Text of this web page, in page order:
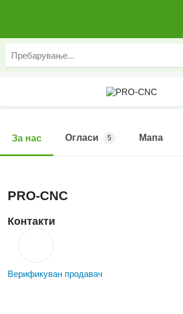
За нас Огласи 5 Мапа
PRO-CNC
Контакти
Верификуван продавач